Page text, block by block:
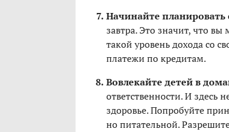
Начинайте планировать
завтра. Это значит, что
такой уровень дохода со
платежи по кредитам.
Вовлекайте детей в
ответственности. И здесь
здоровье. Попробуйте
но питательной.